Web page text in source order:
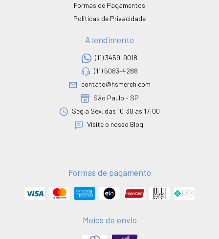
Formas de Pagamentos
Políticas de Privacidade
Atendimento
(11) 3459-9018
(11) 5083-4288
contato@hsmerch.com
São Paulo - SP
Seg a Sex. das 10:30 as 17:00
Visite o nosso Blog!
Formas de pagamento
Meios de envio